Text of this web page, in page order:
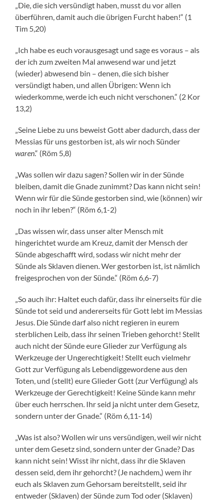
„Die, die sich versündigt haben, musst du vor allen
überführen, damit auch die übrigen Furcht haben!“ (1
Tim 5,20)
„Ich habe es euch vorausgesagt und sage es voraus – als
der ich zum zweiten Mal anwesend war und jetzt
(wieder) abwesend bin – denen, die sich bisher
versündigt haben, und allen Übrigen: Wenn ich
wiederkomme, werde ich euch nicht verschonen.“ (2 Kor
13,2)
„Seine Liebe zu uns beweist Gott aber dadurch, dass der
Messias für uns gestorben ist, als wir noch Sünder
waren.“ (Röm 5,8)
„Was sollen wir dazu sagen? Sollen wir in der Sünde
bleiben, damit die Gnade zunimmt? Das kann nicht sein!
Wenn wir für die Sünde gestorben sind, wie (können) wir
noch in ihr leben?“ (Röm 6,1-2)
„Das wissen wir, dass unser alter Mensch mit
hingerichtet wurde am Kreuz, damit der Mensch der
Sünde abgeschafft wird, sodass wir nicht mehr der
Sünde als Sklaven dienen. Wer gestorben ist, ist nämlich
freigesprochen von der Sünde.“ (Röm 6,6-7)
„So auch ihr: Haltet euch dafür, dass ihr einerseits für die
Sünde tot seid und andererseits für Gott lebt im Messias
Jesus. Die Sünde darf also nicht regieren in eurem
sterblichen Leib, dass ihr seinen Trieben gehorcht! Stellt
auch nicht der Sünde eure Glieder zur Verfügung als
Werkzeuge der Ungerechtigkeit! Stellt euch vielmehr
Gott zur Verfügung als Lebendiggewordene aus den
Toten, und (stellt) eure Glieder Gott (zur Verfügung) als
Werkzeuge der Gerechtigkeit! Keine Sünde kann mehr
über euch herrschen. Ihr seid ja nicht unter dem Gesetz,
sondern unter der Gnade.“ (Röm 6,11-14)
„Was ist also? Wollen wir uns versündigen, weil wir nicht
unter dem Gesetz sind, sondern unter der Gnade? Das
kann nicht sein! Wisst ihr nicht, dass ihr die Sklaven
dessen seid, dem ihr gehorcht? (Je nachdem,) wem ihr
euch als Sklaven zum Gehorsam bereitstellt, seid ihr
entweder (Sklaven) der Sünde zum Tod oder (Sklaven)